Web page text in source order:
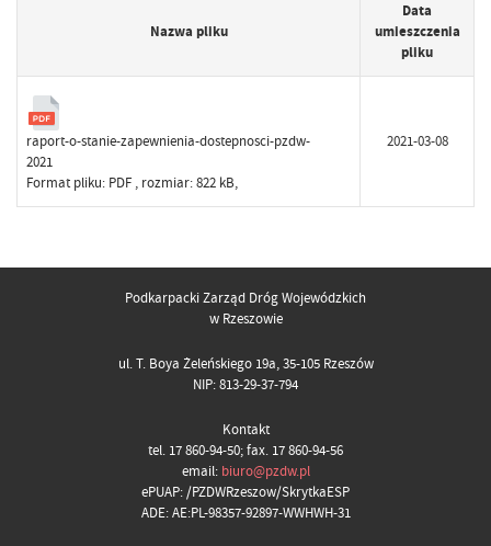
Nazwa pliku
Data
umieszczenia
pliku
raport-o-stanie-zapewnienia-dostepnosci-pzdw-
2021
Format pliku: PDF , rozmiar: 822 kB,
2021-03-08
Podkarpacki Zarząd Dróg Wojewódzkich
w Rzeszowie
ul. T. Boya Żeleńskiego 19a, 35-105 Rzeszów
NIP: 813-29-37-794
Kontakt
tel. 17 860-94-50; fax. 17 860-94-56
email: biuro@pzdw.pl
ePUAP: /PZDWRzeszow/SkrytkaESP
ADE: AE:PL-98357-92897-WWHWH-31